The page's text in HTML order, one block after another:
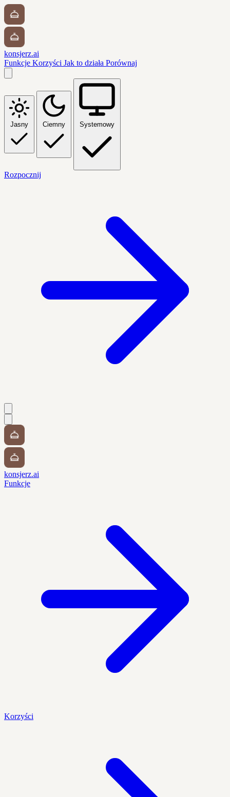
konsjerz.ai
Funkcje Korzyści Jak to działa Porównaj
Jasny Ciemny Systemowy
Rozpocznij
konsjerz.ai
Funkcje
Korzyści